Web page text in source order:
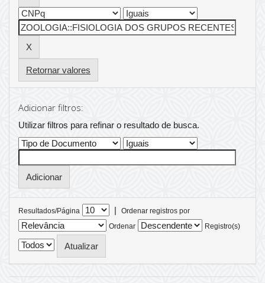
Retornar valores
Adicionar filtros:
Utilizar filtros para refinar o resultado de busca.
Resultados/Página |
Ordenar registros por
Ordenar
Registro(s)